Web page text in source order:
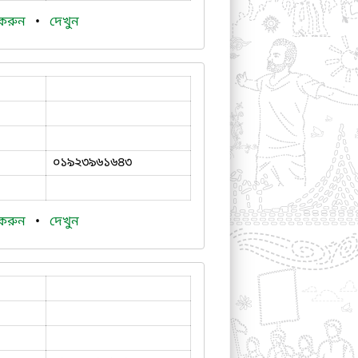
করুন • দেখুন
০১৯২৩৯৬১৬৪৩
করুন • দেখুন